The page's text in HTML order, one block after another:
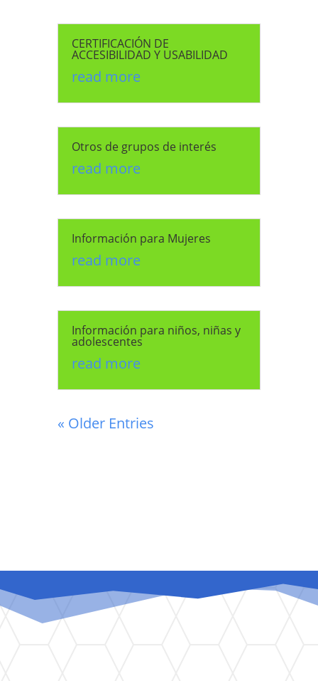
CERTIFICACIÓN DE
ACCESIBILIDAD Y USABILIDAD
read more
Otros de grupos de interés
read more
Información para Mujeres
read more
Información para niños, niñas y
adolescentes
read more
« Older Entries